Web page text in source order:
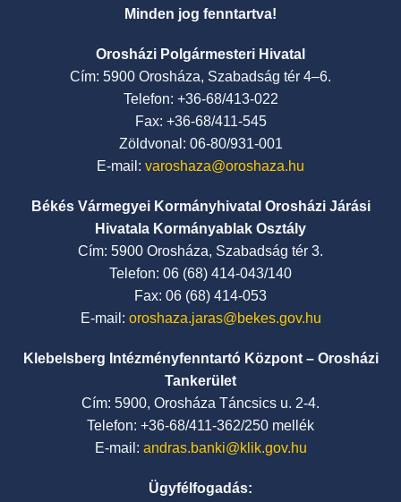
Minden jog fenntartva!
Orosházi Polgármesteri Hivatal
Cím: 5900 Orosháza, Szabadság tér 4–6.
Telefon: +36-68/413-022
Fax: +36-68/411-545
Zöldvonal: 06-80/931-001
E-mail: varoshaza@oroshaza.hu
Békés Vármegyei Kormányhivatal Orosházi Járási
Hivatala Kormányablak Osztály
Cím: 5900 Orosháza, Szabadság tér 3.
Telefon: 06 (68) 414-043/140
Fax: 06 (68) 414-053
E-mail: oroshaza.jaras@bekes.gov.hu
Klebelsberg Intézményfenntartó Központ – Orosházi
Tankerület
Cím: 5900, Orosháza Táncsics u. 2-4.
Telefon: +36-68/411-362/250 mellék
E-mail: andras.banki@klik.gov.hu
Ügyfélfogadás: